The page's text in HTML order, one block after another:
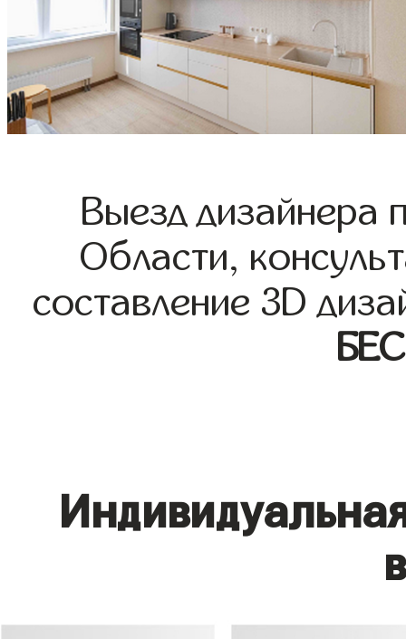
Выезд дизайнера
Области,
составление 3D